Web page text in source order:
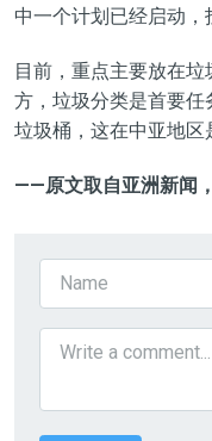
中一个计划已经启动，
目前，重点主要放在
方，垃圾分类是首要
垃圾桶，这在中亚地区
——原文取自亚洲新闻